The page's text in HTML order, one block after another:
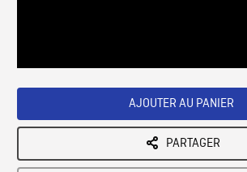
AJOUTER AU PANIER
PARTAGER